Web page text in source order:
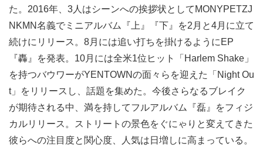
た。2016年、3人はシーンへの挨拶状としてMONYPETZJ
NKMN名義でミニアルバム『上』『下』を2月と4月に立て
続けにリリース。8月には追い打ちを掛けるようにEP
『轟』を発表。10月には全米1位ヒット「Harlem Shake」
を持つバウワーがYENTOWNの面々らを迎えた「Night Ou
t」をリリースし、話題を集めた。今後さらなるブレイク
が期待される中、満を持してフルアルバム『磊』をフィジ
カルリリース。ストリートの景色をぐにゃりと変えてきた
彼らへの注目度と関心度、人気は日増しに高まっている。